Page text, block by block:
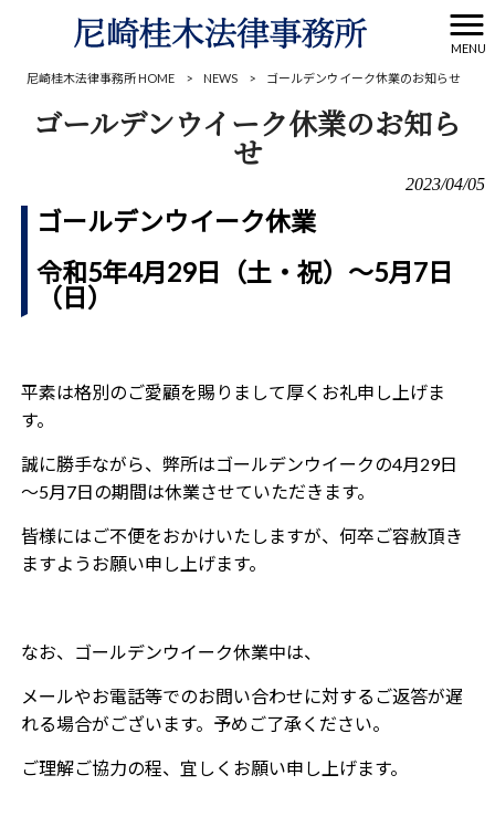
MENU
尼崎桂木法律事務所 HOME > NEWS > ゴールデンウイーク休業のお知らせ
ゴールデンウイーク休業のお知ら
せ
2023/04/05
ゴールデンウイーク休業
令和5年4月29日（土・祝）～5月7日
（日）
平素は格別のご愛顧を賜りまして厚くお礼申し上げま
す。
誠に勝手ながら、弊所はゴールデンウイークの4月29日
～5月7日の期間は休業させていただきます。
皆様にはご不便をおかけいたしますが、何卒ご容赦頂き
ますようお願い申し上げます。
なお、ゴールデンウイーク休業中は、
メールやお電話等でのお問い合わせに対するご返答が遅
れる場合がございます。予めご了承ください。
ご理解ご協力の程、宜しくお願い申し上げます。